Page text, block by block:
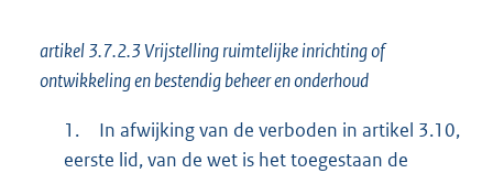
artikel 3.7.2.3 Vrijstelling ruimtelijke inrichting of
ontwikkeling en bestendig beheer en onderhoud
1.
In afwijking van de verboden in artikel 3.10,
eerste lid, van de wet is het toegestaan de